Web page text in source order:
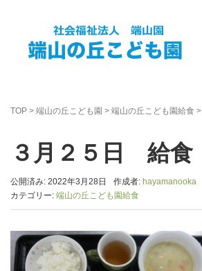
TOP > 端山の丘こども園 > 端山の丘こども園給食 >
３月２５日 給食
公開済み: 2022年3月28日 作成者: hayamanooka
カテゴリー: 端山の丘こども園給食